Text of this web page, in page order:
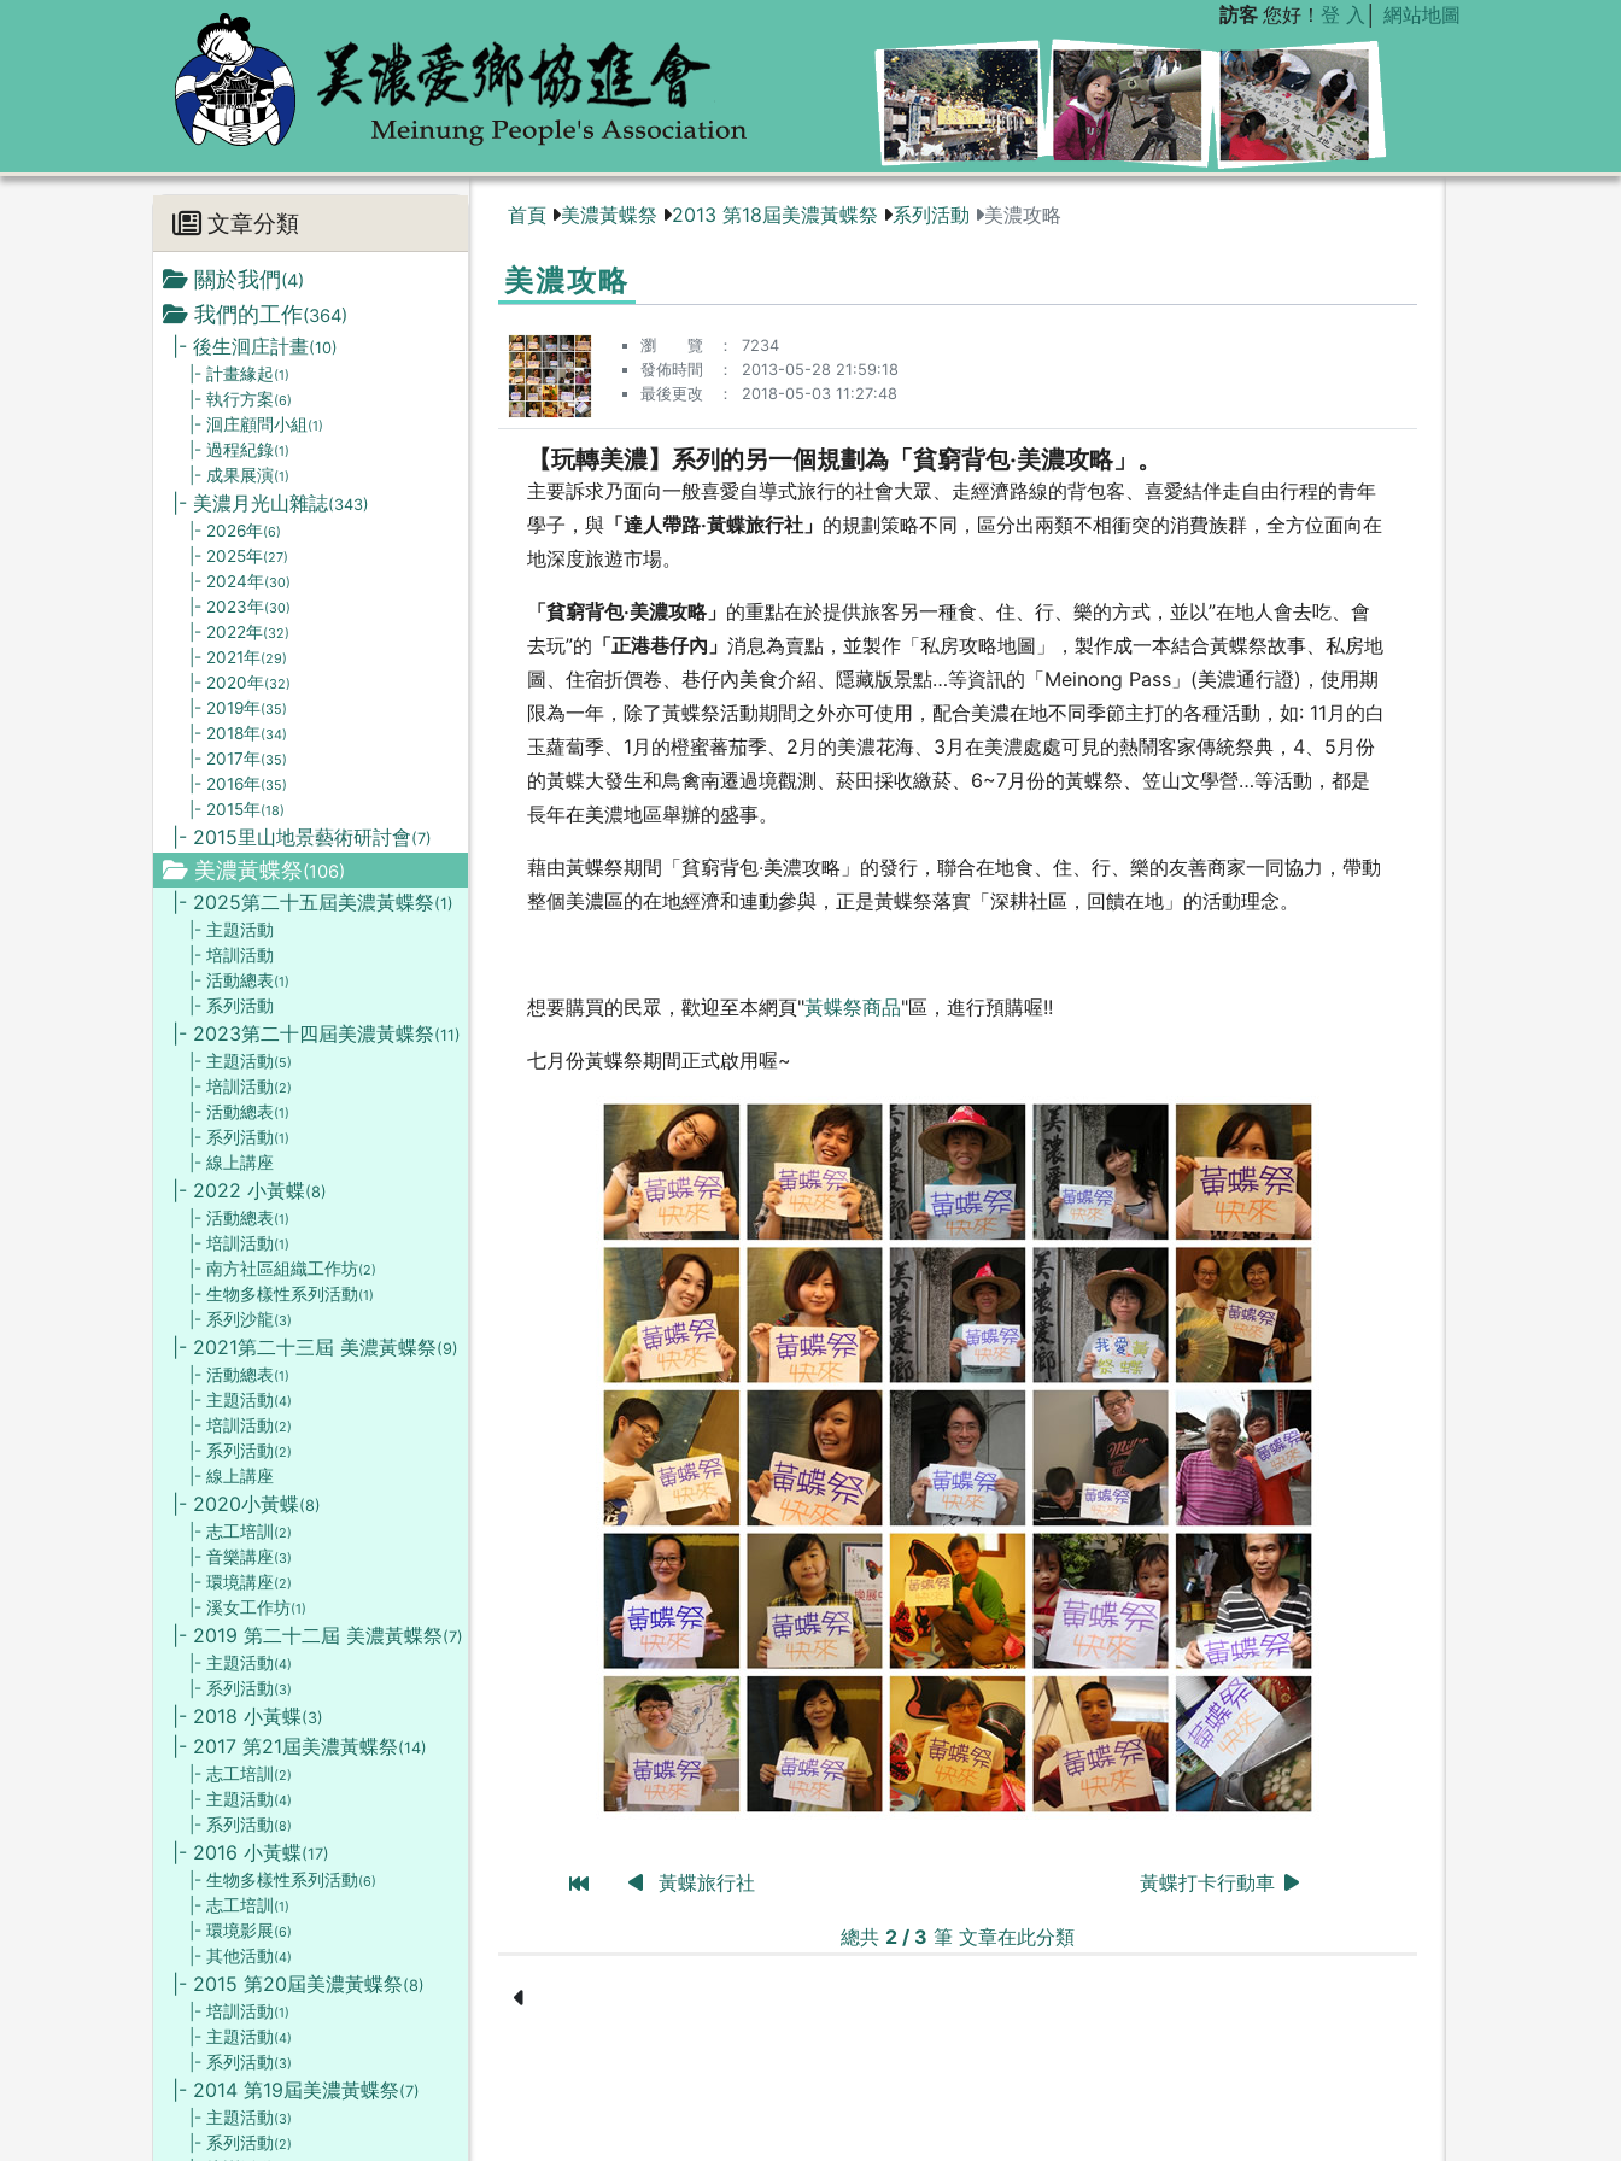
訪客 您好！ 登 入 網站地圖
文章分類
關於我們(4)
我們的工作(364)
|- 後生洄庄計畫(10)
|- 計畫緣起(1)
|- 執行方案(6)
|- 洄庄顧問小組 (1)
|- 過程紀錄(1)
|- 成果展演(1)
|- 美濃月光山雜誌(343)
|- 2026年(6)
|- 2025年(27)
|- 2024年(30)
|- 2023年(30)
|- 2022年(32)
|- 2021年(29)
|- 2020年(32)
|- 2019年(35)
|- 2018年(34)
|- 2017年(35)
|- 2016年(35)
|- 2015年(18)
|- 2015里山地景藝術研討會(7)
美濃黃蝶祭(106)
|- 2025第二十五屆美濃黃蝶祭(1)
|- 主題活動
|- 培訓活動
|- 活動總表(1)
|- 系列活動
|- 2023第二十四屆美濃黃蝶祭(11)
|- 主題活動(5)
|- 培訓活動(2)
|- 活動總表(1)
|- 系列活動(1)
|- 線上講座
|- 2022 小黃蝶(8)
|- 活動總表(1)
|- 培訓活動(1)
|- 南方社區組織工作坊(2)
|- 生物多樣性系列活動(1)
|- 系列沙龍(3)
|- 2021第二十三屆 美濃黃蝶祭(9)
|- 活動總表(1)
|- 主題活動(4)
|- 培訓活動(2)
|- 系列活動(2)
|- 線上講座
|- 2020小黃蝶(8)
|- 志工培訓 (2)
|- 音樂講座(3)
|- 環境講座(2)
|- 溪女工作坊(1)
|- 2019 第二十二屆 美濃黃蝶祭(7)
|- 主題活動(4)
|- 系列活動(3)
|- 2018 小黃蝶(3)
|- 2017 第21屆美濃黃蝶祭(14)
|- 志工培訓 (2)
|- 主題活動(4)
|- 系列活動(8)
|- 2016 小黃蝶(17)
|- 生物多樣性系列活動(6)
|- 志工培訓 (1)
|- 環境影展(6)
|- 其他活動(4)
|- 2015 第20屆美濃黃蝶祭(8)
|- 培訓活動(1)
|- 主題活動(4)
|- 系列活動(3)
|- 2014 第19屆美濃黃蝶祭(7)
|- 主題活動(3)
|- 系列活動(2)
首頁 美濃黃蝶祭 2013 第18屆美濃黃蝶祭 系列活動 美濃攻略
美濃攻略
瀏 覽
7234
發佈時間
2013-05-28 21:59:18
最後更改
2018-05-03 11:27:48
【玩轉美濃】系列的另一個規劃為「貧窮背包‧美濃攻略」。
主要訴求乃面向一般喜愛自導式旅行的社會大眾、走經濟路線的背包客、喜愛結伴走自由行程的青年
學子，與 「達人帶路‧黃蝶旅行社」 的規劃策略不同，區分出兩類不相衝突的消費族群，全方位面向在
地深度旅遊市場。
「貧窮背包‧美濃攻略」 的重點在於提供旅客另一種食、住、行、樂的方式，並以”在地人會去吃、會
去玩”的 「正港巷仔內」消息為賣點，並製作「私房攻略地圖」，製作成一本結合黃蝶祭故事、私房地
圖、住宿折價卷、巷仔內美食介紹、隱藏版景點…等資訊的「Meinong Pass」(美濃通行證)，使用期
限為一年，除了黃蝶祭活動期間之外亦可使用，配合美濃在地不同季節主打的各種活動，如: 11月的白
玉蘿蔔季、1月的橙蜜蕃茄季、2月的美濃花海、3月在美濃處處可見的熱鬧客家傳統祭典，4、5月份
的黃蝶大發生和鳥禽南遷過境觀測、菸田採收繳菸、6~7月份的黃蝶祭、笠山文學營…等活動，都是
長年在美濃地區舉辦的盛事。
藉由黃蝶祭期間「貧窮背包‧美濃攻略」的發行，聯合在地食、住、行、樂的友善商家一同協力，帶動
整個美濃區的在地經濟和連動參與，正是黃蝶祭落實「深耕社區，回饋在地」的活動理念。
想要購買的民眾，歡迎至本網頁"黃蝶祭商品"區，進行預購喔!!
七月份黃蝶祭期間正式啟用喔~
黃蝶旅行社 黃蝶打卡行動車
總共 2 / 3 筆 文章在此分類